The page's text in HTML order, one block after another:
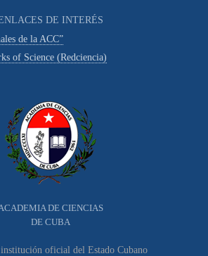
DE INTERÉS
de la ACC”
of Science (Redciencia)
DE CIENCIAS
DE CUBA
institución oficial del Estado Cubano